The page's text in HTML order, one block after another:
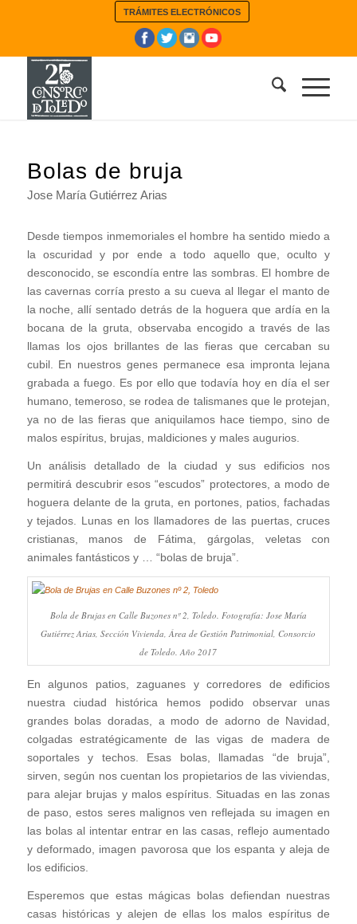
TRÁMITES ELECTRÓNICOS
Bolas de bruja
Jose María Gutiérrez Arias
Desde tiempos inmemoriales el hombre ha sentido miedo a
la oscuridad y por ende a todo aquello que, oculto y
desconocido, se escondía entre las sombras. El hombre de
las cavernas corría presto a su cueva al llegar el manto de
la noche, allí sentado detrás de la hoguera que ardía en la
bocana de la gruta, observaba encogido a través de las
llamas los ojos brillantes de las fieras que cercaban su
cubil. En nuestros genes permanece esa impronta lejana
grabada a fuego. Es por ello que todavía hoy en día el ser
humano, temeroso, se rodea de talismanes que le protejan,
ya no de las fieras que aniquilamos hace tiempo, sino de
malos espíritus, brujas, maldiciones y males augurios.
Un análisis detallado de la ciudad y sus edificios nos
permitirá descubrir esos “escudos” protectores, a modo de
hoguera delante de la gruta, en portones, patios, fachadas
y tejados. Lunas en los llamadores de las puertas, cruces
cristianas, manos de Fátima, gárgolas, veletas con
animales fantásticos y … “bolas de bruja”.
Bola de Brujas en Calle Buzones nº 2, Toledo. Fotografía: Jose María
Gutiérrez Arias, Sección Vivienda, Área de Gestión Patrimonial, Consorcio
de Toledo. Año 2017
En algunos patios, zaguanes y corredores de edificios
nuestra ciudad histórica hemos podido observar unas
grandes bolas doradas, a modo de adorno de Navidad,
colgadas estratégicamente de las vigas de madera de
soportales y techos. Esas bolas, llamadas “de bruja”,
sirven, según nos cuentan los propietarios de las viviendas,
para alejar brujas y malos espíritus. Situadas en las zonas
de paso, estos seres malignos ven reflejada su imagen en
las bolas al intentar entrar en las casas, reflejo aumentado
y deformado, imagen pavorosa que los espanta y aleja de
los edificios.
Esperemos que estas mágicas bolas defiendan nuestras
casas históricas y alejen de ellas los malos espíritus de